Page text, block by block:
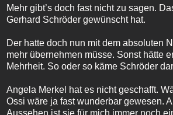
Mehr gibt’s doch fast nicht zu sagen.
Gerhard Schröder gewünscht hat.
Der hatte doch nun mit dem absoluten
mehr übernehmen müsse. Sonst hätte
Mehrheit. So oder so käme Schröder
Angela Merkel hat es nicht geschafft.
Ossi wäre ja fast wunderbar gewesen.
Aussehen ist sie für mich immer noch